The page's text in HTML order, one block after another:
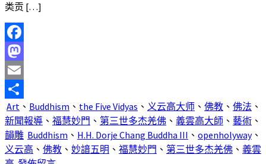
类贡 […]
Facebook
Mastodon
Email
分
享
Art 、 Buddhism 、 the Five Vidyas 、 义云高大师 、 佛教 、 佛法 、
新聞報導 、 福慧妙門 、 第三世多杰羌佛 、 義雲高大師 、 藝術 、
韻雕 Buddhism 、 H.H. Dorje Chang Buddha III 、 openholyway、
义云高 、 佛教 、 妙諳五明 、 福慧妙門 、 第三世多杰羌佛 、 義雲